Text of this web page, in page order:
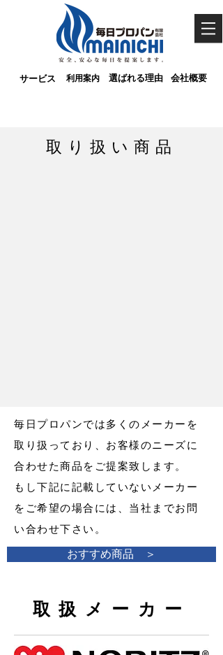
サービス 会社概要
選ばれる理由
利用案内
取り扱い商品
取扱メーカー
毎日プロパンでは多くのメーカーを
取り扱っており、お客様のニーズに
合わせた商品をご提案致します。
もし下記に記載していないメーカー
をご希望の場合には、当社までお問
い合わせ下さい。
おすすめ商品 ＞